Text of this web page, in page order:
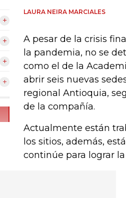
LAURA NEIRA MARCIALES
A pesar de la crisis
la pandemia, no se
como el de la
abrir seis nuevas
regional Antioquia,
de la compañía.
Actualmente están
los sitios, además,
continúe para lograr